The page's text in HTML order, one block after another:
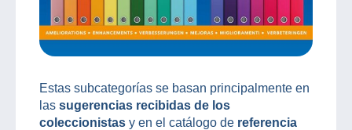
Estas subcategorías se basan principalmente en
las sugerencias recibidas de los
coleccionistas y en el catálogo de referencia